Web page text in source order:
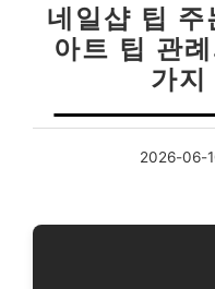
네일샵 팁 주
아트 팁 관
가지
2026-06-